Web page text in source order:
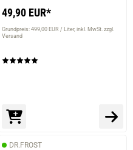
49,90 EUR*
Grundpreis: 499,00 EUR / Liter inkl. MwSt. zzgl.
Versand
DR.FROST